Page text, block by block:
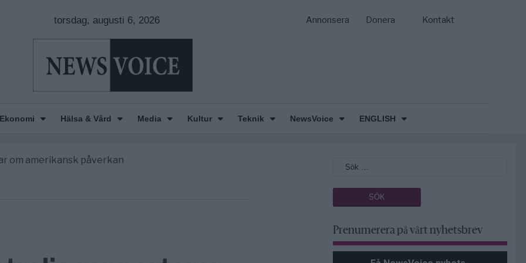
torsdag, augusti 6, 2026 Annonsera Donera Kontakt
Ekonomi Hälsa & Vård Media Kultur Teknik NewsVoice ENGLISH
avgöra all utrikespolitik
om amerikansk påverkan
Prenumerera på vårt nyhetsbrev